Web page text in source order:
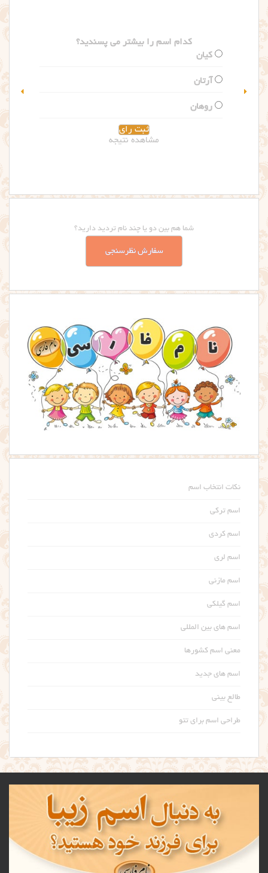
مشاهده نتیجه
شما هم بین دو یا چند نام تردید دارید؟
سفارش نظرسنجی
نکات انتخاب اسم
اسم ترکی
اسم کردی
اسم لری
اسم مازنی
اسم گیلکی
اسم های بین المللی
معنی اسم کشورها
اسم های جدید
طالع بینی
طراحی اسم برای تتو